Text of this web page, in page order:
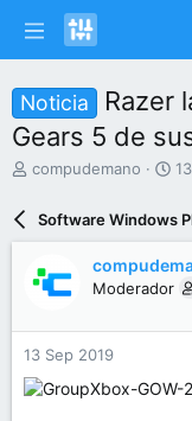
Noticia
Razer
Gears 5 de
I
a
r
d
e
l
compudemano
F
h
d
e
n
c
Software Windows
Moderador
13 Sep 2019